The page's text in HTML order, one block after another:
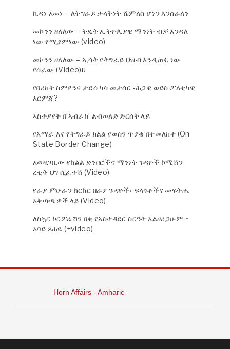
ኪዳነ አመነ – ለትግራይ ታላቅነት ሼምለስ ሆነን እንሰራለን
መኮንን ዘለለው – ትዴት ኢትዮጲያዊ ማንነት ብቻ እንዳለ
ነው የሚያምነው (video)
መኮንን ዘለለው – ኢሳት የትግራይ ህዝብ እንዲጠፋ ነው
የሰራው (Video)u
የበረከት ስምዖንና ታደሰ ካሳ መታሰር -ሕጋዊ ወይስ ፖለቲካዊ
እርምጃ?
ኣስተያየት በ’ኣብራክ’ ልብወለድ ድርሰት ላይ
የአማራ እና የትግራይ ክልል የወሰን ጥያቄ በተመለከተ (On
State Border Change)
አወዛጋቢው የክልል ድንበሮችና ማንነት ጉዳዮች ኮሚሽን
ረቂቅ ህግ ሲፈተሽ (Video)
የራያ ምሁራን ክርክር በራያ ጉዳዮች፣ ፍላጎቶችና መፍትሔ
አቅጣጫዎች ላይ (Video)
ለስኳር ኮርፖሬሽን በቂ የአስተዳደር ስርዓት አልዘረጋሁም ~
አባይ ጸሐዬ (+video)
Horn Affairs - Amharic